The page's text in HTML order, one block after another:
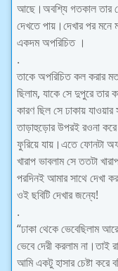
আছে।অবশ্যি গতকাল তার
দেখতে পায়।দেখার পর মনে
একদম অপরিচিত ।
.
তাকে অপরিচিত কল করার
ছিলাম, যাকে সে দুপুরে তার
কারণ ছিল সে ঢাকায়
তাড়াহুড়োর উপরই রওনা
ফুরিয়ে যায়।এতে ফোনটা
খারাপ ভাবলাম সে ততটা
পরদিনই আমার সাথে দেখা
ওই ছবিটি দেখার জন্যে!
.
“ঢাকা থেকে ভেবেছিলাম
ভেবে দেরী করলাম না।তাই
আমি একটু হাসার চেষ্টা করে